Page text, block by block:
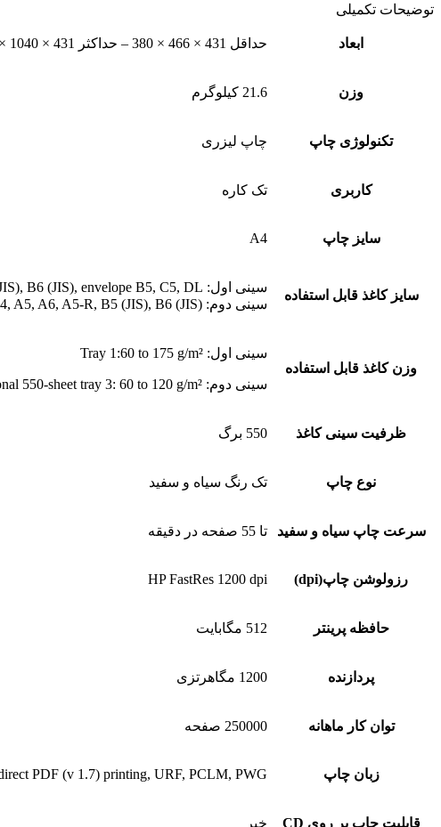
توضیحات تکمیلی
ابعاد حداقل 431 × 466 × 380 – حداکثر 431 × 1040 × 453 میلی‌متر
وزن 21.6 کیلوگرم
تکنولوژی چاپ چاپ لیزری
کاربری تک کاره
سایز چاپ A4
سایز کاغذ قابل استفاده
سینی اول: A4, A5, A6, A5-R, B5 (JIS), B6 (JIS), envelope B5, C5, DL
سینی دوم: A4, A5, A6, A5-R, B5 (JIS), B6 (JIS)
وزن کاغذ قابل استفاده
سینی اول: Tray 1:60 to 175 g/m²
سینی دوم: Tray 2, optional 550-sheet tray 3: 60 to 120 g/m²
ظرفیت سینی کاغذ 550 برگ
نوع چاپ تک رنگ سیاه و سفید
سرعت چاپ سیاه و سفید تا 55 صفحه در دقیقه
رزولوشن چاپ(dpi) HP FastRes 1200 dpi
حافظه پرینتر 512 مگابایت
پردازنده 1200 مگاهرتزی
توان کار ماهانه 250000 صفحه
زبان چاپ PDF (v 1.7) printing, URF, PCLM, PWG
قابلیت چاپ بر روی CD خیر